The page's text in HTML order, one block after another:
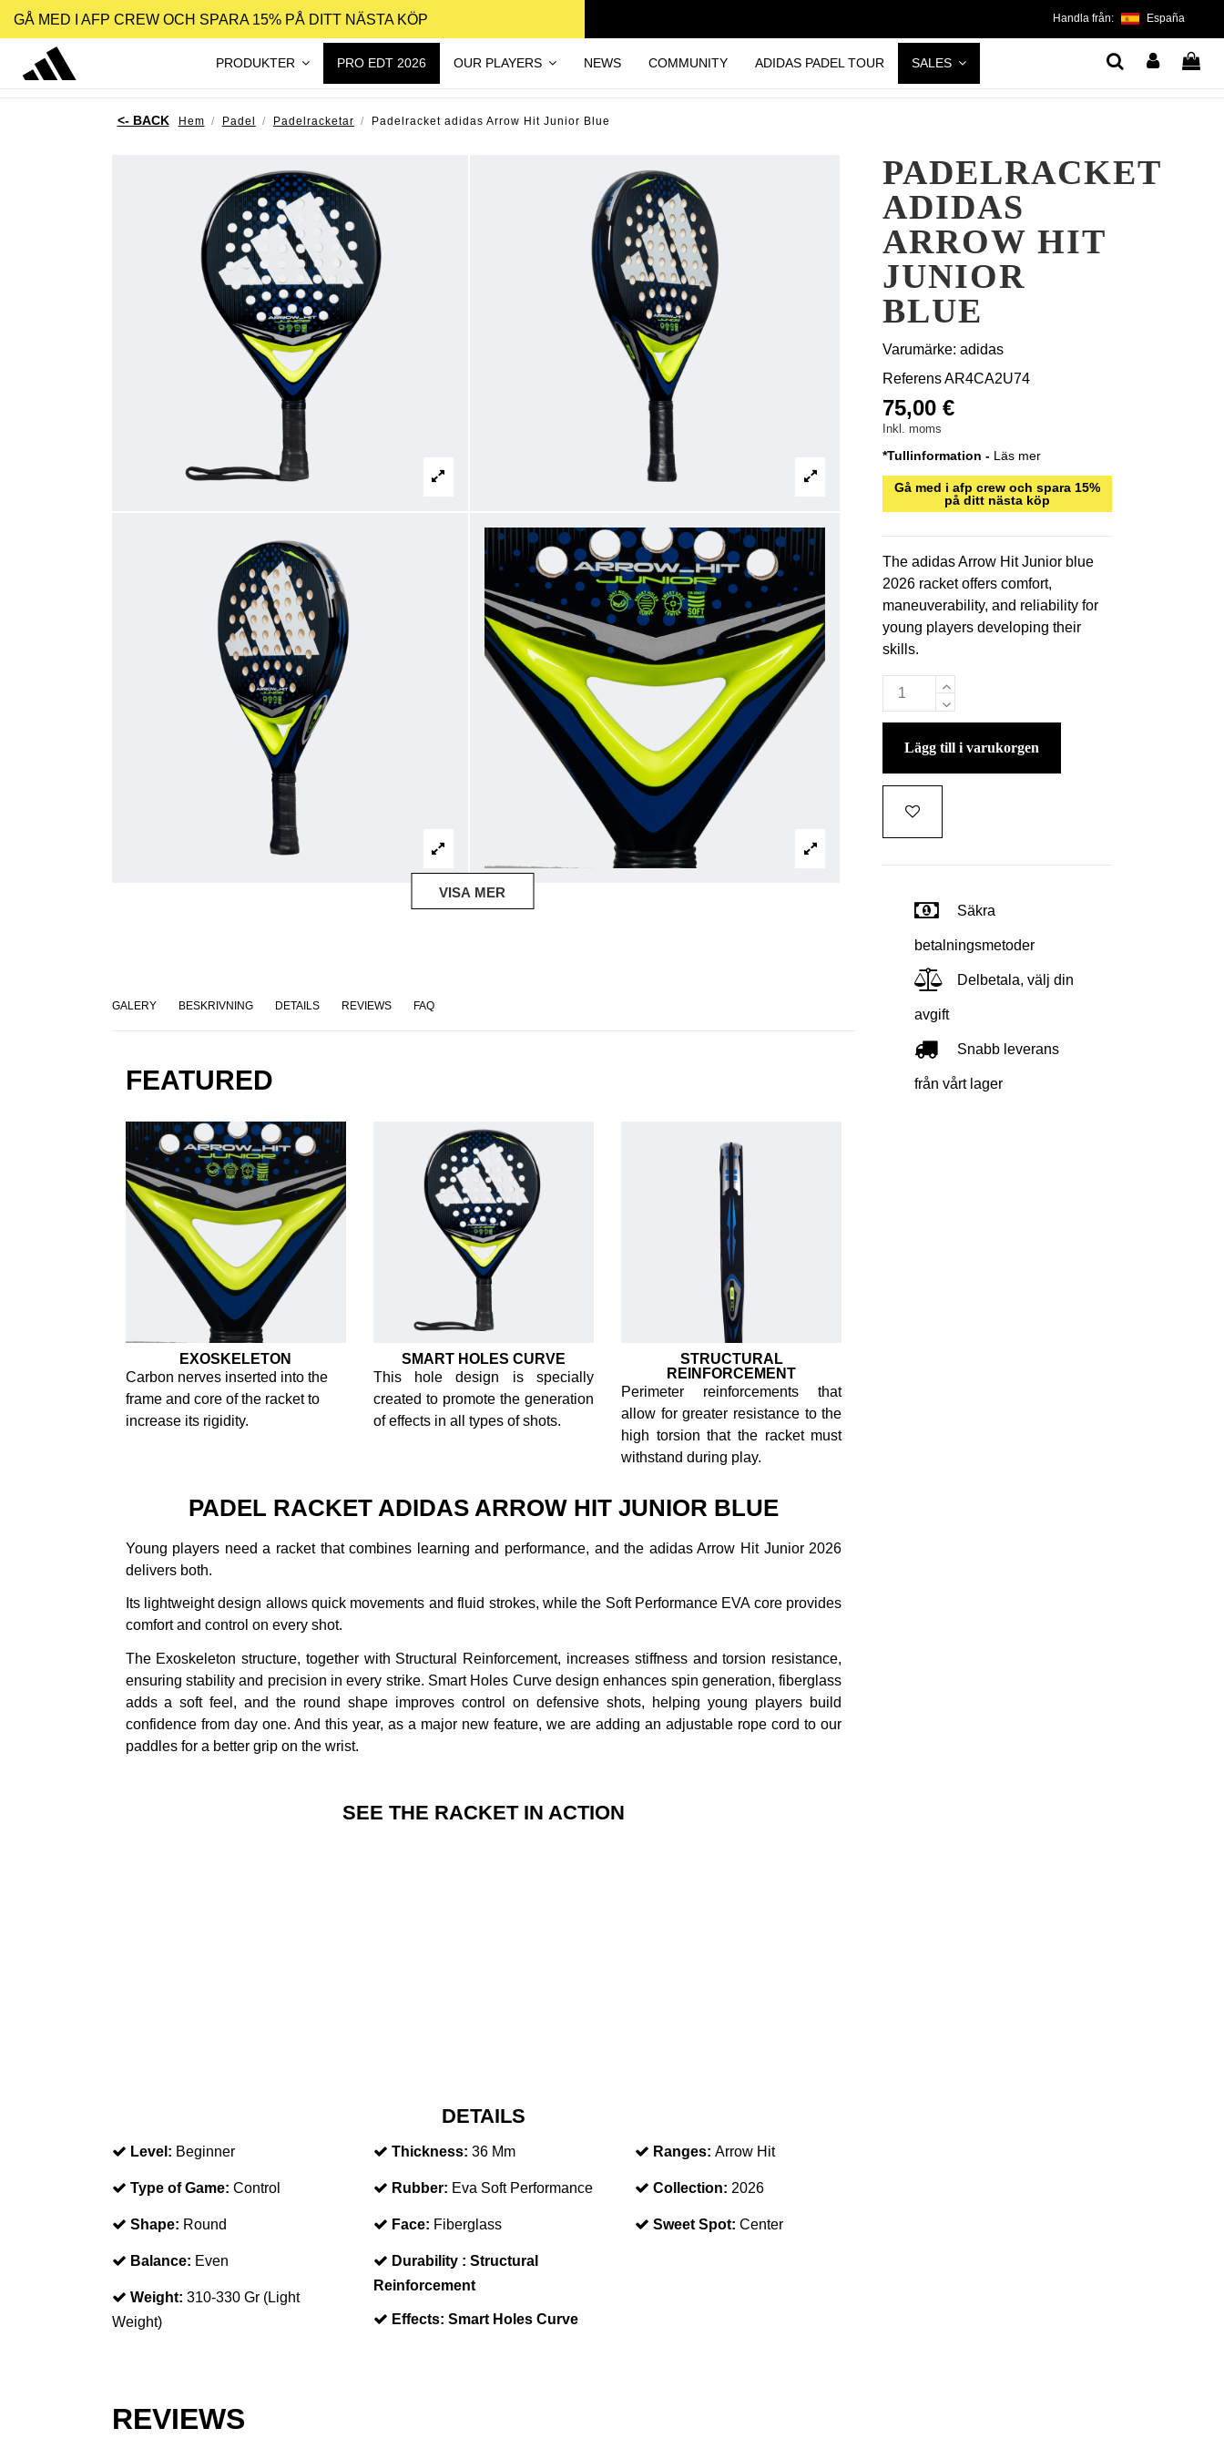
GÅ MED I AFP CREW OCH SPARA 15% PÅ DITT NÄSTA KÖP Handla från: España
PRODUKTER PRO EDT 2026 OUR PLAYERS NEWS COMMUNITY ADIDAS PADEL TOUR SALES
Hem Padel Padelracketar Padelracket adidas Arrow Hit Junior Blue
VISA MER
GALERY BESKRIVNING DETAILS REVIEWS FAQ
FEATURED
EXOSKELETON
Carbon nerves inserted into the
frame and core of the racket to
increase its rigidity.
SMART HOLES CURVE
This hole design is specially
created to promote the generation
of effects in all types of shots.
STRUCTURAL
REINFORCEMENT
Perimeter reinforcements that
allow for greater resistance to the
high torsion that the racket must
withstand during play.
PADEL RACKET ADIDAS ARROW HIT JUNIOR BLUE
Young players need a racket that combines learning and performance, and the adidas Arrow Hit Junior 2026
delivers both.
Its lightweight design allows quick movements and fluid strokes, while the Soft Performance EVA core provides
comfort and control on every shot.
The Exoskeleton structure, together with Structural Reinforcement, increases stiffness and torsion resistance,
ensuring stability and precision in every strike. Smart Holes Curve design enhances spin generation, fiberglass
adds a soft feel, and the round shape improves control on defensive shots, helping young players build
confidence from day one. And this year, as a major new feature, we are adding an adjustable rope cord to our
paddles for a better grip on the wrist.
SEE THE RACKET IN ACTION
DETAILS
Level: Beginner
Type of Game: Control
Shape: Round
Balance: Even
Weight: 310-330 Gr (Light
Weight)
Thickness: 36 Mm
Rubber: Eva Soft Performance
Face: Fiberglass
Durability : Structural
Reinforcement
Effects: Smart Holes Curve
Ranges: Arrow Hit
Collection: 2026
Sweet Spot: Center
REVIEWS
PADELRACKET
ADIDAS
ARROW HIT
JUNIOR
BLUE
Varumärke: adidas
ReferensAR4CA2U74
75,00 €
Inkl. moms
*Tullinformation - Läs mer
Gå med i afp crew och spara 15%
på ditt nästa köp
The adidas Arrow Hit Junior blue
2026 racket offers comfort,
maneuverability, and reliability for
young players developing their
skills.
lägg till i varukorgen
Säkra
betalningsmetoder
Delbetala, välj din
avgift
Snabb leverans
från vårt lager